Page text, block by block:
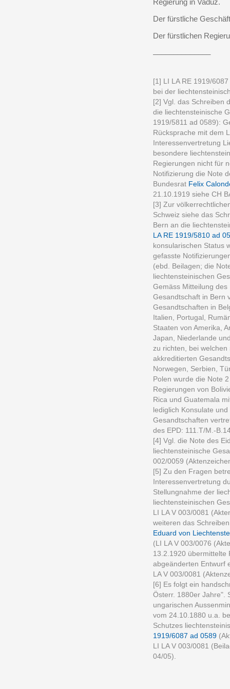
Regierung in Vaduz.
Der fürstliche
Der fürstlichen
[1] LI LA RE 1919/
bei der
[2] Vgl. das Schreiben
die liechtensteinische
1919/5811 ad 0589):
Rücksprache mit dem
Interessenvertretung
besondere
Regierungen nicht für
Notifizierung die Note
Bundesrat Felix
21.10.1919 siehe CH
[3] Zur
Schweiz siehe das
Bern an die
LA RE 1919/5810 ad
konsularischen Status
gefasste
(ebd. Beilagen; die
liechtensteinischen
Gemäss Mitteilung
Gesandtschaft in Bern
Gesandtschaften in
Italien, Portugal,
Staaten von Amerika,
Japan, Niederlande
zu richten, bei
akkreditierten
Norwegen, Serbien,
Polen wurde die Note
Regierungen von
Rica und Guatemala
lediglich Konsulate
Gesandtschaften
des EPD: 111.T/M.-
[4] Vgl. die Note des
liechtensteinische
002/0059
[5] Zu den Fragen
Interessenvertretung
Stellungnahme der
liechtensteinischen
LI LA V 003/0081
weiteren das
Eduard von
(LI LA V 003/0076
13.2.1920 übermittelte
abgeänderten Entwurf
LA V 003/0081
[6] Es folgt ein
Österr. 1880er Jahre".
ungarischen
vom 24.10.1880 u.a.
Schutzes
1919/6087 ad 0589
LI LA V 003/0081
04/05).